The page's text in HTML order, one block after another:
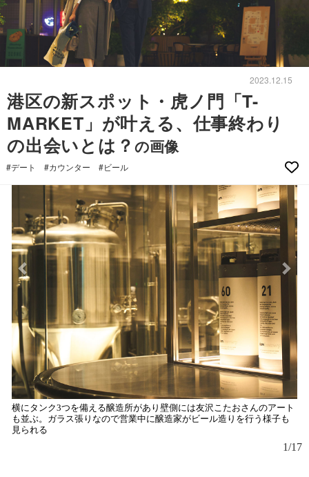
2023.12.15
港区の新スポット・虎ノ門「T-
MARKET」が叶える、仕事終わり
の出会いとは？ の画像
#デート #カウンター #ビール
横にタンク3つを備える醸造所があり壁側には友沢こたおさんのアート
も並ぶ。ガラス張りなので営業中に醸造家がビール造りを行う様子も
見られる
1/17